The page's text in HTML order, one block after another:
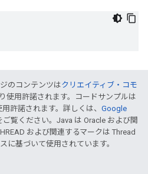
のコンテンツはクリエイティブ・コモ
使用許諾されます。コードサンプルは
用許諾されます。詳しくは、 Google
ご覧ください。Java は Oracle および関
および関連するマークは Thread
に基づいて使用されています。